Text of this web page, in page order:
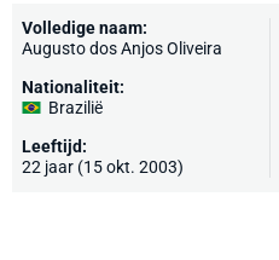
Volledige naam:
Augusto dos Anjos Oliveira
Nationaliteit:
Brazilië
Leeftijd:
22 jaar (15 okt. 2003)